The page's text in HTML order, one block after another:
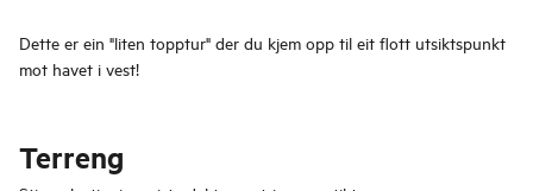
Dette er ein "liten topptur" der du kjem opp til eit flott utsiktspunkt
mot havet i vest!
Terreng